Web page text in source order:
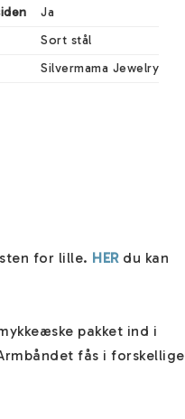
Ja
Sort stål
Silvermama Jewelry
for lille. HER du kan
pakket ind i
fås i forskellige